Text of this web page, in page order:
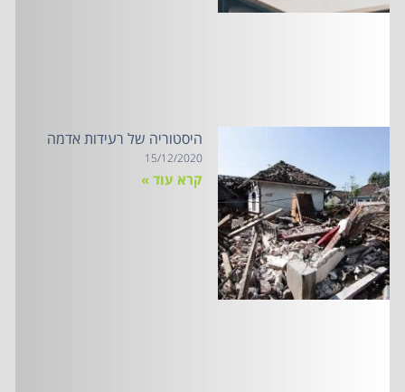
היסטוריה של רעידות אדמה
15/12/2020
קרא עוד »